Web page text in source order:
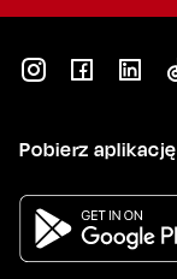
Pobierz aplikację